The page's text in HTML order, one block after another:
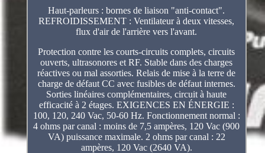
Haut-parleurs : bornes de liaison "anti-contact".
REFROIDISSEMENT : Ventilateur à deux vitesses,
flux d'air de l'arrière vers l'avant.
Protection contre les courts-circuits complets, circuits
ouverts, ultrasonores et RF. Stable dans des charges
réactives ou mal assorties. Relais de mise à la terre de
charge de défaut CC avec fusibles de défaut internes.
Sorties linéaires complémentaires, circuit à haute
efficacité à 2 étages. EXIGENCES EN ÉNERGIE :
100, 120, 240 Vac, 50-60 Hz. Fonctionnement normal :
4 ohms par canal : moins de 7,5 ampères, 120 Vac (900
VA) puissance maximale. 2 ohms par canal : 22
ampères, 120 Vac (2640 VA).